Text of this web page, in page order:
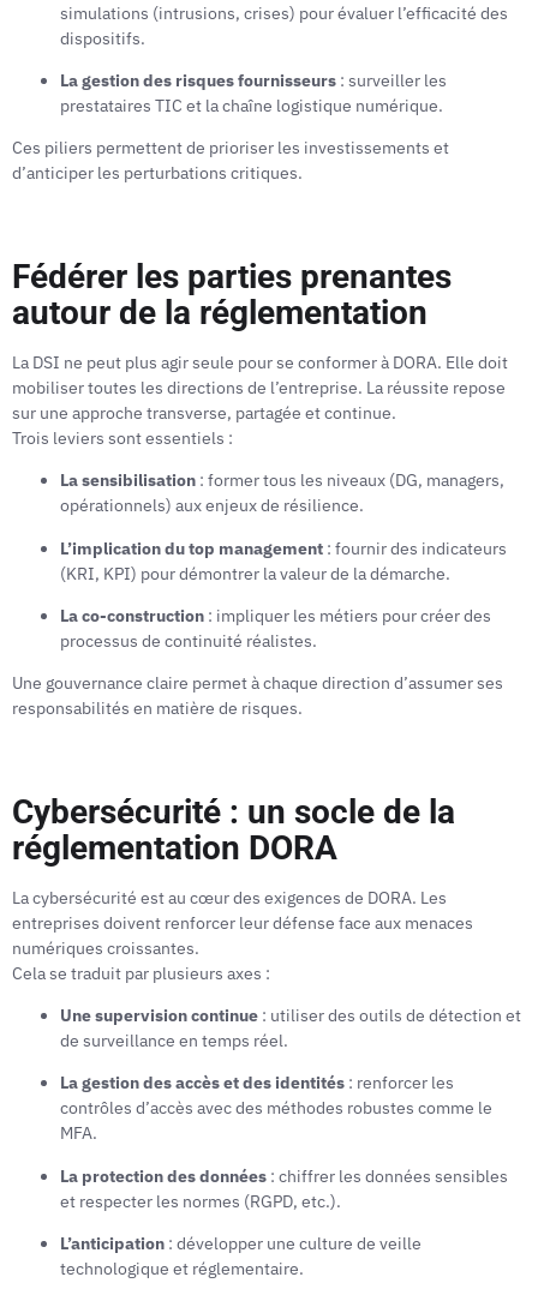
simulations (intrusions, crises) pour évaluer l’efficacité des
dispositifs.
La gestion des risques fournisseurs : surveiller les
prestataires TIC et la chaîne logistique numérique.
Ces piliers permettent de prioriser les investissements et
d’anticiper les perturbations critiques.
Fédérer les parties prenantes
autour de la réglementation
La DSI ne peut plus agir seule pour se conformer à DORA. Elle doit
mobiliser toutes les directions de l’entreprise. La réussite repose
sur une approche transverse, partagée et continue.
Trois leviers sont essentiels :
La sensibilisation : former tous les niveaux (DG, managers,
opérationnels) aux enjeux de résilience.
L’implication du top management : fournir des indicateurs
(KRI, KPI) pour démontrer la valeur de la démarche.
La co-construction : impliquer les métiers pour créer des
processus de continuité réalistes.
Une gouvernance claire permet à chaque direction d’assumer ses
responsabilités en matière de risques.
Cybersécurité : un socle de la
réglementation DORA
La cybersécurité est au cœur des exigences de DORA. Les
entreprises doivent renforcer leur défense face aux menaces
numériques croissantes.
Cela se traduit par plusieurs axes :
Une supervision continue : utiliser des outils de détection et
de surveillance en temps réel.
La gestion des accès et des identités : renforcer les
contrôles d’accès avec des méthodes robustes comme le
MFA.
La protection des données : chiffrer les données sensibles
et respecter les normes (RGPD, etc.).
L’anticipation : développer une culture de veille
technologique et réglementaire.